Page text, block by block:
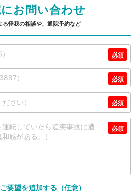
お問い合わせ
る怪我の相談や、通院予約など
要望を追加する（任意）